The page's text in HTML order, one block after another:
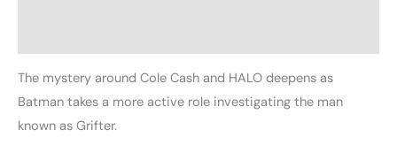
The mystery around Cole Cash and HALO deepens as
Batman takes a more active role investigating the man
known as Grifter.